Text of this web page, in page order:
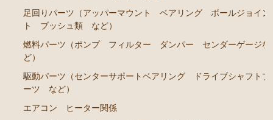
ツ ラックエンド タイロッドエンド など）
燃料パーツ（ポンプ フィルター ダンパー センダ
ーゲージなど）
駆動パーツ（センターサポートベアリング ドライブ
シャフトブーツ デフなど）
エアコン/ヒーター関係
足回りパーツ（アッパーマウント ベアリング ボールジョイン
ト ブッシュ類 など）
燃料パーツ（ポンプ フィルター ダンパー センダーゲージな
ど）
駆動パーツ（センターサポートベアリング ドライブシャフトブ
ーツ など）
エアコン ヒーター関係